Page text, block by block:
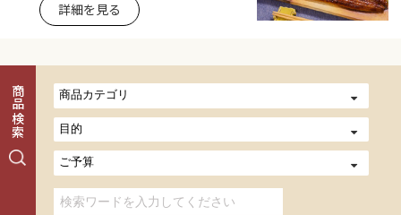
詳細を見る
商品検索